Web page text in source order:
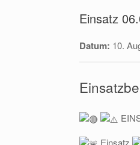
Einsatz
Datum: 10.
Einsatz